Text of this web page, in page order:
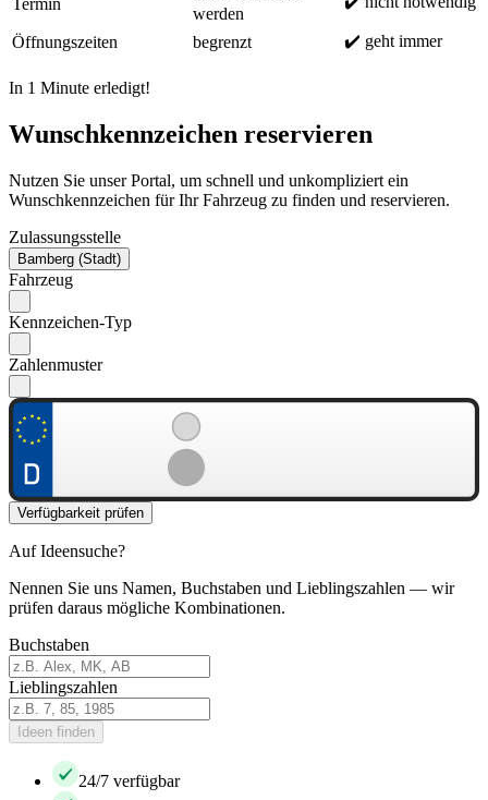
Termin
werden
Öffnungszeiten begrenzt ✔️ geht immer
In 1 Minute erledigt!
Wunschkennzeichen reservieren
Nutzen Sie unser Portal, um schnell und unkompliziert ein
Wunschkennzeichen für Ihr Fahrzeug zu finden und reservieren.
Zulassungsstelle
Bamberg (Stadt)
Fahrzeug
Kennzeichen-Typ
Zahlenmuster
Verfügbarkeit prüfen
Auf Ideensuche?
Nennen Sie uns Namen, Buchstaben und Lieblingszahlen — wir
prüfen daraus mögliche Kombinationen.
Buchstaben
Lieblingszahlen
Ideen finden
24/7 verfügbar